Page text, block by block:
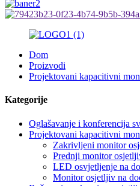
Dom
Proizvodi
Projektovani kapacitivni
Kategorije
Oglašavanje i konferencija
Projektovani kapacitivni
Zakrivljeni monitor
Prednji monitor
LED osvjetljenje na
Monitor osjetljiv na